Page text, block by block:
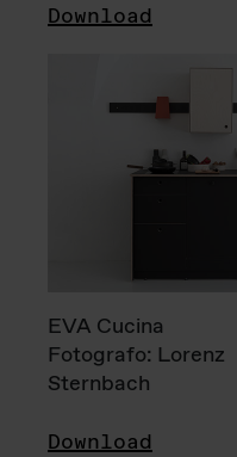
Download
EVA Cucina
Fotografo: Lorenz
Sternbach
Download